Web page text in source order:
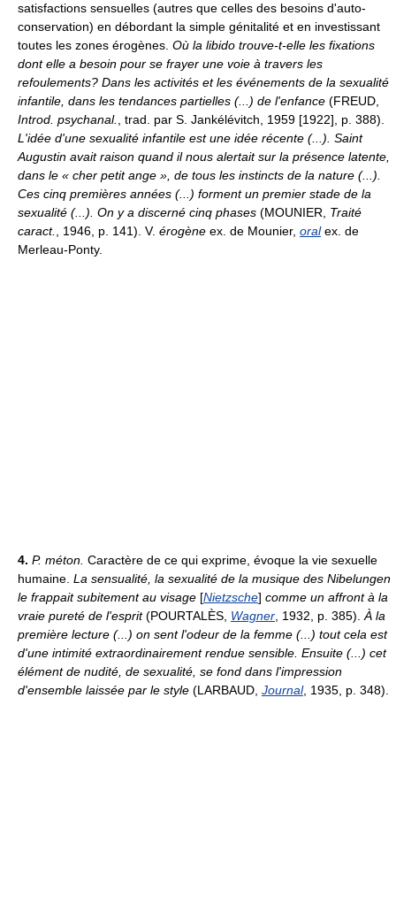
satisfactions sensuelles (autres que celles des besoins d'auto-
conservation) en débordant la simple génitalité et en investissant
toutes les zones érogènes. Où la libido trouve-t-elle les fixations
dont elle a besoin pour se frayer une voie à travers les
refoulements? Dans les activités et les événements de la sexualité
infantile, dans les tendances partielles (...) de l'enfance (FREUD,
Introd. psychanal.
, trad. par S. Jankélévitch, 1959 [1922], p. 388).
L'idée d'une sexualité infantile est une idée récente (...). Saint
Augustin avait raison quand il nous alertait sur la présence latente,
dans le « cher petit ange », de tous les instincts de la nature (...).
Ces cinq premières années (...) forment un premier stade de la
sexualité (...). On y a discerné cinq phases (MOUNIER, Traité
caract.
, 1946, p. 141). V. érogène ex. de Mounier, oralex. de
Merleau-Ponty.
4. P. méton. Caractère de ce qui exprime, évoque la vie sexuelle
humaine. La sensualité, la sexualité de la musique des Nibelungen
le frappait subitement au visage [Nietzsche] comme un affront à la
vraie pureté de l'esprit(POURTALÈS, Wagner , 1932, p. 385). À la
première lecture (...) on sent l'odeur de la femme (...) tout cela est
d'une intimité extraordinairement rendue sensible. Ensuite (...) cet
élément de nudité, de sexualité, se fond dans l'impression
d'ensemble laissée par le style (LARBAUD, Journal, 1935, p. 348).